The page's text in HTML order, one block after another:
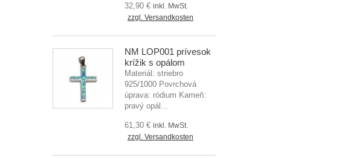
32,90 € inkl. MwSt.
zzgl. Versandkosten
NM LOP001 prívesok
krížik s opálom
Materiál: striebro
925/1000 Povrchová
úprava: ródium Kameň:
pravý opál...
61,30 € inkl. MwSt.
zzgl. Versandkosten